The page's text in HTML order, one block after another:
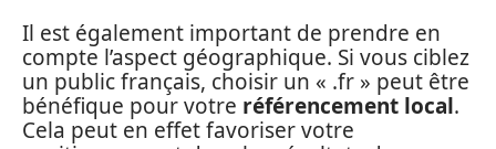
Il est également important de prendre en
compte l’aspect géographique. Si vous ciblez
un public français, choisir un « .fr » peut être
bénéfique pour votre référencement local.
Cela peut en effet favoriser votre